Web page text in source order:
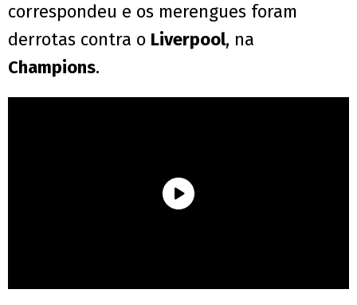
correspondeu e os merengues foram
derrotas contra o Liverpool, na
Champions.